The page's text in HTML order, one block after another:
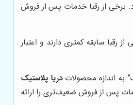
برخی از رقبا خدمات پس از فروش
رقبا سابقه کمتری دارند و اعتبار
به اندازه محصولاتدریا پلاستیک
پس از فروش ضعیف‌تری را ارائه